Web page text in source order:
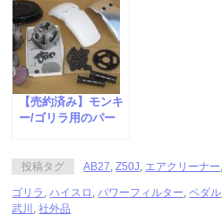
【売約済み】モンキ
ー/ゴリラ用のパー
投稿タグ AB27 ,Z50J エアクリーナー
ゴリラ ,ハイスロ パワーフィルター ,ペダル
武川
,社外品